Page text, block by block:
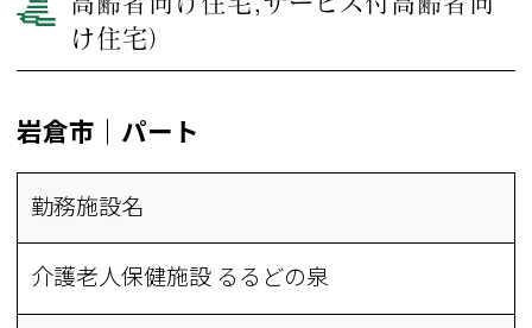
け住宅）
岩倉市｜パート
勤務施設名
介護老人保健施設 るるどの泉